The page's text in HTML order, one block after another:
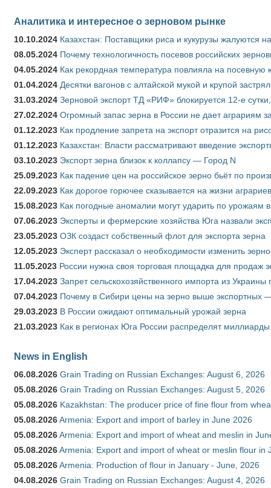
Аналитика и интересное о зерновом рынке
10.10.2024 Казахстан: Поставщики риса и кукурузы жалуются
08.05.2024 Почему технологичность посевов российских
04.05.2024 Как рекордная температура повлияла на
01.04.2024 Десятки вагонов с алтайской мукой и крупой
31.03.2024 Зерновой экспорт ТД «РИФ» блокируется 12-е
27.02.2024 Огромный запас зерна в России не дает аграриям
01.12.2023 Как продление запрета на экспорт отразится на
01.12.2023 Казахстан: Власти рассматривают введение
03.10.2023 Экспорт зерна близок к коллапсу — Город N
25.09.2023 Как падение цен на российское зерно бьёт по
22.09.2023 Как дорогое горючее сказывается на жизни аграриев
15.08.2023 Как погодные аномалии могут ударить по урожаям
07.06.2023 Эксперты и фермерские хозяйства Юга назвали
23.05.2023 ОЗК создаст собственный флот для экспорта зерна
12.05.2023 Эксперт рассказал о необходимости изменить
11.05.2023 России нужна своя торговая площадка для продаж
17.04.2023 Запрет сельскохозяйственного импорта из
07.04.2023 Почему в Сибири цены на зерно выше экспортных
29.03.2023 В России ожидают оптимальный урожай зерна
21.03.2023 Как в регионах Юга России распределят
News in English
06.08.2026 Grain Trading on Russian Exchanges: August 6, 2026
05.08.2026 Grain Trading on Russian Exchanges: August 5, 2026
05.08.2026 Kazakhstan: The producer price of fine flour from
05.08.2026Armenia: Export and import of barley in June 2026
05.08.2026Armenia: Export and import of wheat and meslin in
05.08.2026Armenia: Export and import of wheat or meslin flour in
05.08.2026Armenia: Production of flour in January - June, 2026
04.08.2026 Grain Trading on Russian Exchanges: August 4, 2026